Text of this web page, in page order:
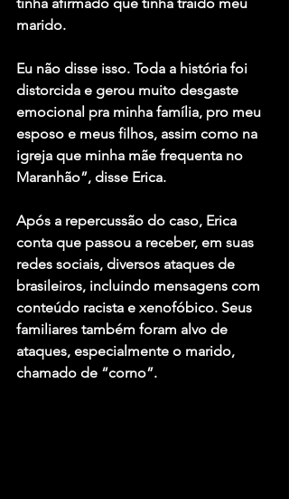
marido.
Eu não disse isso. Toda a história foi
distorcida e gerou muito desgaste
emocional pra minha família, pro meu
esposo e meus filhos, assim como na
igreja que minha mãe frequenta no
Maranhão”, disse Erica.
Após a repercussão do caso, Erica
conta que passou a receber, em suas
redes sociais, diversos ataques de
brasileiros, incluindo mensagens com
conteúdo racista e xenofóbico. Seus
familiares também foram alvo de
ataques, especialmente o marido,
chamado de “corno”.